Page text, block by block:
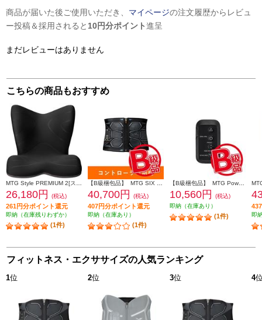
商品が届いた後ご使用いただき、 マイページの注文履歴からレビュ
ー投稿＆採用されると 10円分ポイント進呈
まだレビューはありません
こちらの商品もおすすめ
26,180円 (税込)
261円分ポイント還元
即納（在庫残りわずか）
(1件)
40,700円 (税込)
407円分ポイント還元
即納（在庫あり）
(1件)
10,560円
(税込)
即納（在庫あり）
(1件) 即
フィットネス・エクササイズの人気ランキング
1位 2位 3位 4